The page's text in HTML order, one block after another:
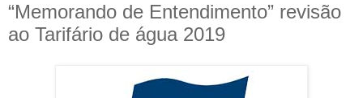
“Memorando de Entendimento” revisão
ao Tarifário de água 2019